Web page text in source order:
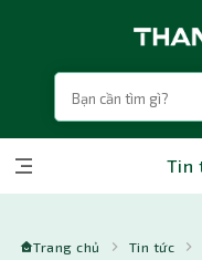
Tin
Trang chủ Tin tức